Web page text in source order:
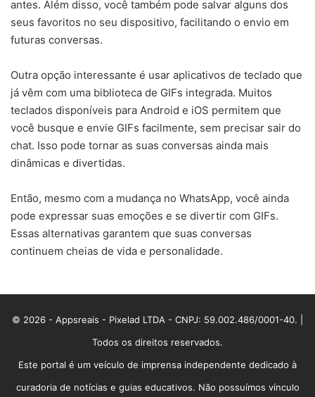
antes. Além disso, você também pode salvar alguns dos
seus favoritos no seu dispositivo, facilitando o envio em
futuras conversas.
Outra opção interessante é usar aplicativos de teclado que
já vêm com uma biblioteca de GIFs integrada. Muitos
teclados disponíveis para Android e iOS permitem que
você busque e envie GIFs facilmente, sem precisar sair do
chat. Isso pode tornar as suas conversas ainda mais
dinâmicas e divertidas.
Então, mesmo com a mudança no WhatsApp, você ainda
pode expressar suas emoções e se divertir com GIFs.
Essas alternativas garantem que suas conversas
continuem cheias de vida e personalidade.
© 2026 - Appsreais - Pixelad LTDA - CNPJ: 59.002.486/0001-40. |
Todos os direitos reservados.
Este portal é um veículo de imprensa independente dedicado à
curadoria de notícias e guias educativos. Não possuímos vínculo